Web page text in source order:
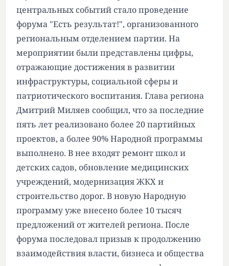
центральных событий стало проведение
форума "Есть результат!", организованного
региональным отделением партии. На
мероприятии были представлены цифры,
отражающие достижения в развитии
инфраструктуры, социальной сферы и
патриотического воспитания. Глава региона
Дмитрий Миляев сообщил, что за последние
пять лет реализовано более 20 партийных
проектов, а более 90% Народной программы
выполнено. В нее входят ремонт школ и
детских садов, обновление медицинских
учреждений, модернизация ЖКХ и
строительство дорог. В новую Народную
программу уже внесено более 10 тысяч
предложений от жителей региона. После
форума последовал призыв к продолжению
взаимодействия власти, бизнеса и общества